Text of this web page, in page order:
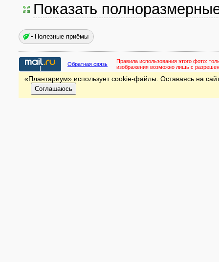
Показать
Полезные приёмы
Обратная связь Правила использования этого фото:
изображения возможно лишь с
«Плантариум» использует cookie-файлы. Оставаясь на
Соглашаюсь